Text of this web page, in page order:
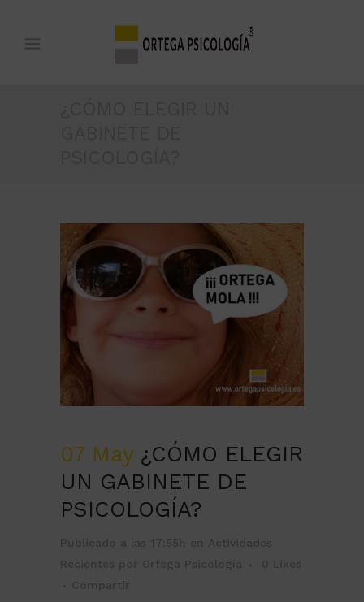
07 May¿CÓMO ELEGIR
UN GABINETE DE
PSICOLOGÍA?